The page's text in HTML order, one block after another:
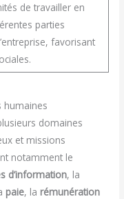
de travailler en
parties
favorisant
humaines
domaines
et missions
notamment le
d’information, la
paie, la rémunération